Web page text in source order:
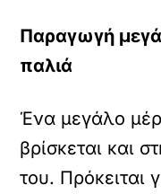
Παραγωγή
παλιά
Ένα μεγάλο
βρίσκεται και
του. Πρόκειται